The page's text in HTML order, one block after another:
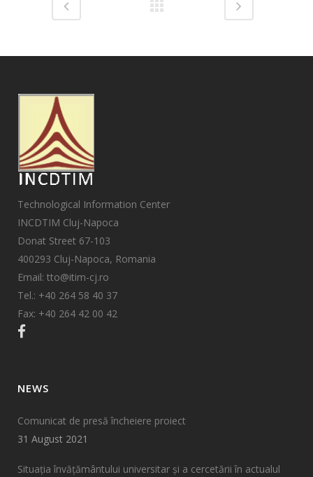
Technological Information Center
INCDTIM Cluj-Napoca
Donat Street 67-103
400293 Cluj-Napoca, Romania
Email: tto@itim-cj.ro
Tel.: +40 264 58 40 37
Fax: +40 264 42 00 42
NEWS
Comunicat de presă încheiere proiect
31 August 2021
Situația învățământului universitar și a cercetării în actualul